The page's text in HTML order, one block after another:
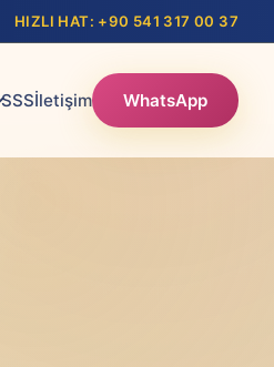
HIZLI HAT: +90 541 317 00 37
SSSİletişim WhatsApp